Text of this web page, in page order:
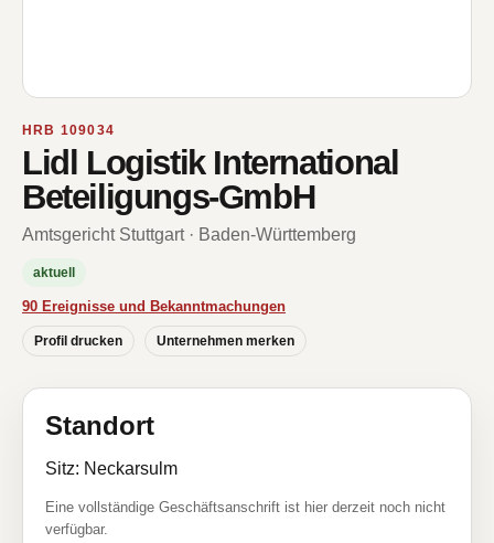
HRB 109034
Lidl Logistik International
Beteiligungs-GmbH
Amtsgericht Stuttgart · Baden-Württemberg
aktuell
90 Ereignisse und Bekanntmachungen
Profil drucken Unternehmen merken
Standort
Sitz: Neckarsulm
Eine vollständige Geschäftsanschrift ist hier derzeit noch nicht
verfügbar.